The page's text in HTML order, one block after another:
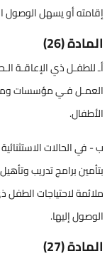
إقامته أو يسهل الوصول
المادة (26)
أـ للطفـل ذي الإعاقـة
العمـل فـي مؤسسات
الأطفال.
ب - في الحالات
بتأمين برامج تدريب
ملائمة لاحتياجات
الوصول إليها.
المادة (27)